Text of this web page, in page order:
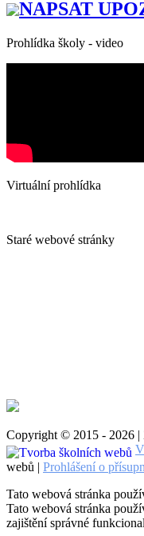
NAPSAT
Prohlídka školy - video
Virtuální prohlídka
Staré webové stránky
Copyright © 2015 - 2026
webů | Prohlášení o
Tato webová stránka
Tato webová stránka
zajištění správné